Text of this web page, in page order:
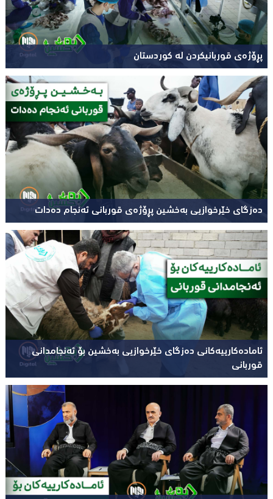
پڕۆژەی قوربانیکردن لە کوردستان
دەزگای خێرخوازیی بەخشین پڕۆژەی قوربانی ئەنجام دەدات
ئامادەکارییەکانی دەزگای خێرخوازیی بەخشین بۆ ئەنجامدانی
قوربانی